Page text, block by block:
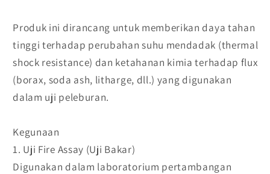
Produk ini dirancang untuk memberikan daya tahan
tinggi terhadap perubahan suhu mendadak (thermal
shock resistance) dan ketahanan kimia terhadap flux
(borax, soda ash, litharge, dll.) yang digunakan
dalam uji peleburan.
Kegunaan
1. Uji Fire Assay (Uji Bakar)
Digunakan dalam laboratorium pertambangan